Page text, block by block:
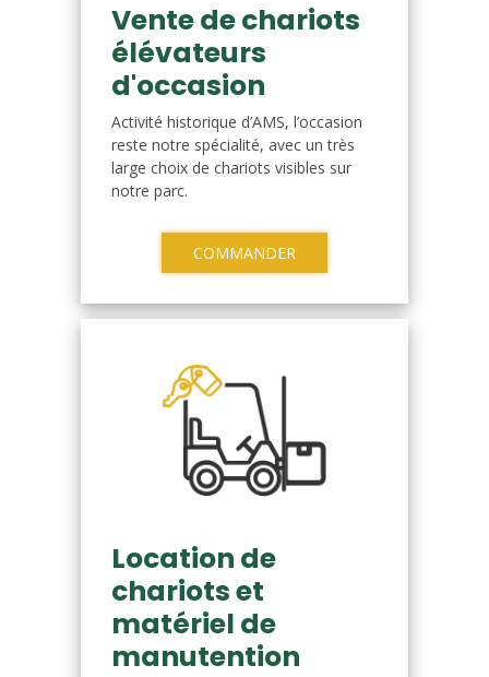
Vente de chariots
élévateurs
d'occasion
Activité historique d’AMS, l’occasion
reste notre spécialité, avec un très
large choix de chariots visibles sur
notre parc.
COMMANDER
Location de
chariots et
matériel de
manutention